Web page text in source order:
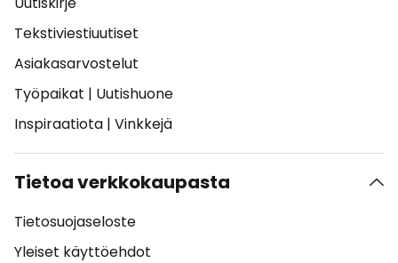
Tekstiviestiuutiset
Asiakasarvostelut
Työpaikat | Uutishuone
Inspiraatiota | Vinkkejä
Tietoa verkkokaupasta
Tietosuojaseloste
Yleiset käyttöehdot